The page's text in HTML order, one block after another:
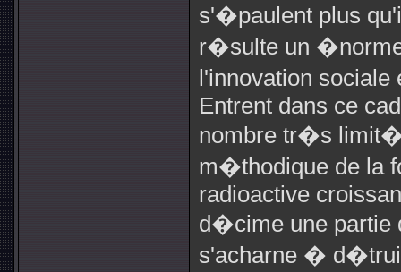
s'�paulent plus
r�sulte un
l'innovation
Entrent dans ce
nombre tr�s limit�
m�thodique de la
radioactive
d�cime une partie
s'acharne �